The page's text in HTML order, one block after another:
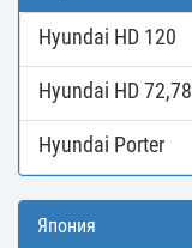
Hyundai HD 120
Hyundai HD 72,78
Hyundai Porter
Япония